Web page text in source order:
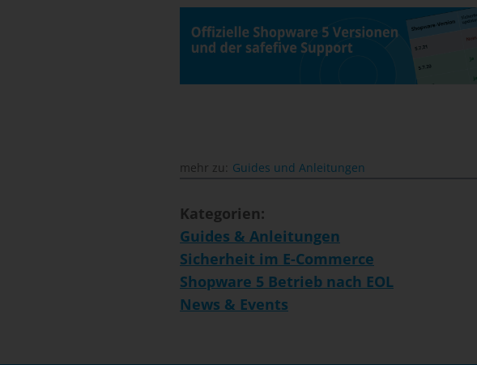
mehr zu: Guides und Anleitungen
Kategorien:
Guides & Anleitungen
Sicherheit im E-Commerce
Shopware 5 Betrieb nach EOL
News & Events